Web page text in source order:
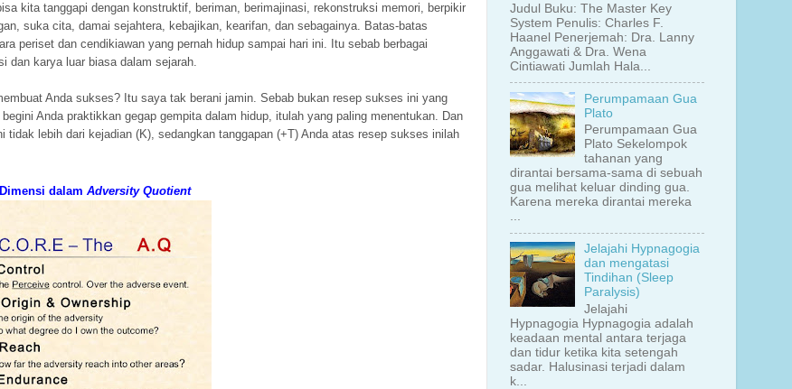
kita tanggapi dengan konstruktif, beriman, berimajinasi, rekonstruksi memori, berpikir
suka cita, damai sejahtera, kebajikan, kearifan, dan sebagainya. Batas-batas
periset dan cendikiawan yang pernah hidup sampai hari ini. Itu sebab berbagai
dan karya luar biasa dalam sejarah.
Anda sukses? Itu saya tak berani jamin. Sebab bukan resep sukses ini yang
Anda praktikkan gegap gempita dalam hidup, itulah yang paling menentukan. Dan
lebih dari kejadian (K), sedangkan tanggapan (+T) Anda atas resep sukses inilah
Dimensi dalam Adversity Quotient
Judul Buku: The Master Key
System Penulis: Charles F.
Haanel Penerjemah: Dra. Lanny
Anggawati & Dra. Wena
Cintiawati Jumlah Hala...
Perumpamaan Gua
Plato
Perumpamaan Gua
Plato Sekelompok
tahanan yang
dirantai bersama-sama di sebuah
gua melihat keluar dinding gua.
Karena mereka dirantai mereka
...
Jelajahi Hypnagogia
dan mengatasi
Tindihan (Sleep
Paralysis)
Jelajahi
Hypnagogia Hypnagogia adalah
keadaan mental antara terjaga
dan tidur ketika kita setengah
sadar. Halusinasi terjadi dalam
k...